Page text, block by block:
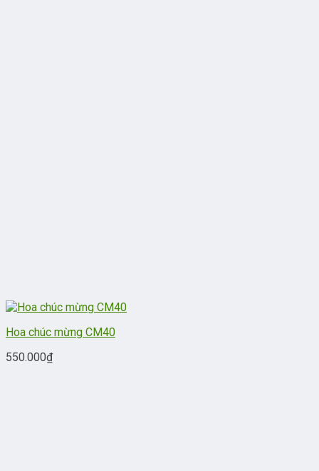
Hoa chúc mừng CM40
550.000₫